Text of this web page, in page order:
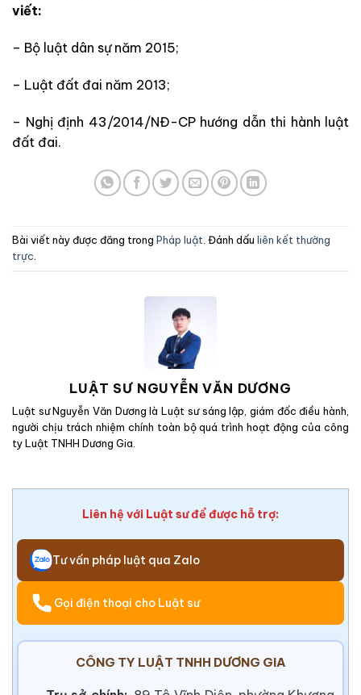
viết:
– Bộ luật dân sự năm 2015;
– Luật đất đai năm 2013;
– Nghị định 43/2014/NĐ-CP hướng dẫn thi hành luật
đất đai.
Bài viết này được đăng trong Pháp luật . Đánh dấu liên kết thường
trực
LUẬT SƯ NGUYỄN VĂN DƯƠNG
Luật sư Nguyễn Văn Dương là Luật sư sáng lập, giám đốc điều hành,
người chịu trách nhiệm chính toàn bộ quá trình hoạt động của công
ty Luật TNHH Dương Gia.
Liên hệ với Luật sư để được hỗ trợ:
Tư vấn pháp luật qua Zalo
Gọi điện thoại cho Luật sư
CÔNG TY LUẬT TNHH DƯƠNG GIA